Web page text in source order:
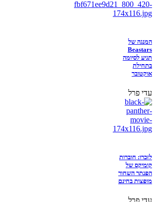
המנגה של
Beastars
תגיע לסיומה
בתחילת
אוקטובר
עדי פרל
לזכרו: חוברות
קומיקס של
הפנתר השחור
מופצות בחינם